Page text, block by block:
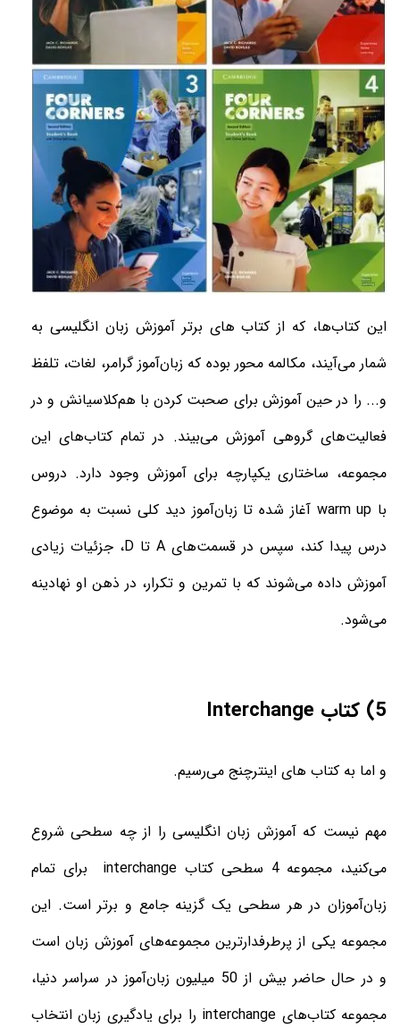
این کتاب‌ها، که از کتاب های برتر آموزش زبان انگلیسی به
شمار می‌آیند، مکالمه محور بوده که زبان‌آموز گرامر، لغات، تلفظ
و... را در حین آموزش برای صحبت ‌کردن با هم‌کلاسیانش و در
فعالیت‌های گروهی آموزش می‌بیند. در تمام کتاب‌های این
مجموعه، ساختاری یکپارچه برای آموزش وجود دارد. دروس
با warm upآغاز شده تا زبان‌آموز دید کلی نسبت به موضوع
درس پیدا کند، سپس در قسمت‌های A تا D، جزئیات زیادی
آموزش داده می‌شوند که با تمرین و تکرار، در ذهن او نهادینه
می‌شود.
5) کتاب Interchange
و اما به کتاب های اینترچنج می‌رسیم.
مهم نیست که آموزش زبان انگلیسی را از چه سطحی شروع
می‌کنید، مجموعه 4 سطحی کتاب
interchange
برای تمام
زبان‌آموزان در هر سطحی یک گزینه جامع و برتر است. این
مجموعه یکی از پرطرفدارترین مجموعه‌های آموزش زبان است
و در حال حاضر بیش از 50 میلیون زبان‌آموز در سراسر دنیا‌،
مجموعه کتاب‌های interchange را برای یادگیری زبان انتخاب